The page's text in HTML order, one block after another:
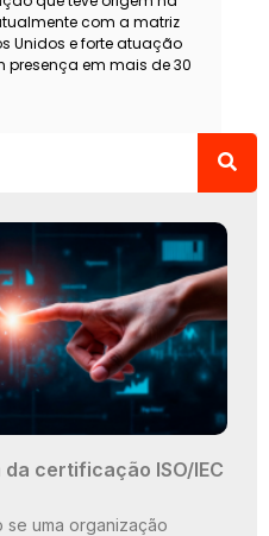
com a matriz
Unidos e forte atuação
presença em mais de 30
certificação ISO/IEC
uma organização